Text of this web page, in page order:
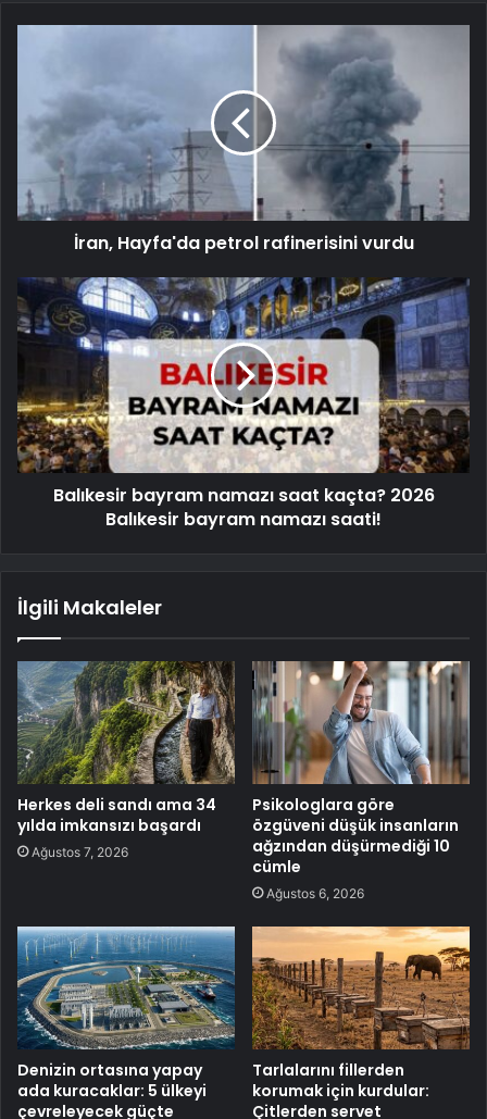
İran, Hayfa'da petrol rafinerisini vurdu
Balıkesir bayram namazı saat kaçta? 2026
Balıkesir bayram namazı saati!
İlgili Makaleler
Herkes deli sandı ama 34
yılda imkansızı başardı
Ağustos 7, 2026
Psikologlara göre
özgüveni düşük insanların
ağzından düşürmediği 10
cümle
Ağustos 6, 2026
Denizin ortasına yapay
ada kuracaklar: 5 ülkeyi
çevreleyecek güçte
Tarlalarını fillerden
korumak için kurdular:
Çitlerden servet